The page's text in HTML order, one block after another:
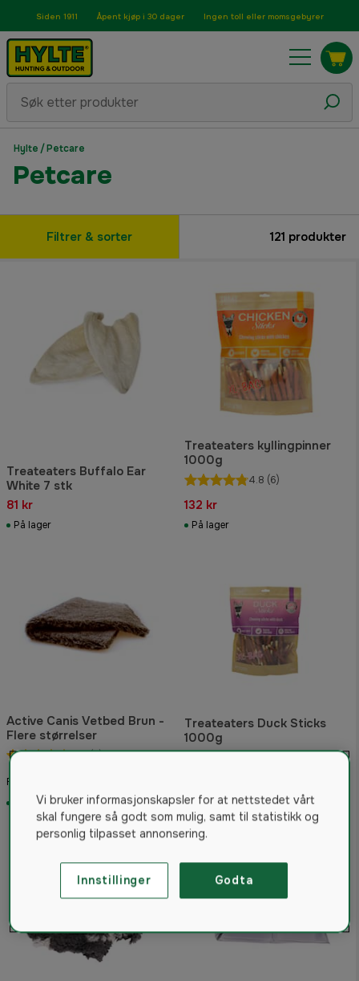
Siden 1911 Åpent kjøp i 30 dager Ingen toll eller momsgebyrer
Hylte /Petcare
Petcare
Filtrer & sorter 121 produkter
Treateaters Buffalo Ear
White 7 stk
81 kr
På lager
Treateaters kyllingpinner
1000g
4.8 (6)
132 kr
På lager
Active Canis Vetbed Brun -
Flere størrelser
4.4(5)
Fra
På lager
Treateaters Duck Sticks
1000g
På lager
Vi bruker informasjonskapsler for at nettstedet vårt
skal fungere så godt som mulig, samt til statistikk og
personlig tilpasset annonsering.
Innstillinger Godta